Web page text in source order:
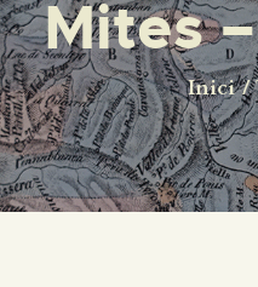
Mites
Inici